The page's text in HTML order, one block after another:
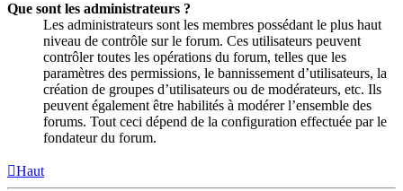
Que sont les administrateurs ?
Les administrateurs sont les membres possédant le plus haut
niveau de contrôle sur le forum. Ces utilisateurs peuvent
contrôler toutes les opérations du forum, telles que les
paramètres des permissions, le bannissement d’utilisateurs, la
création de groupes d’utilisateurs ou de modérateurs, etc. Ils
peuvent également être habilités à modérer l’ensemble des
forums. Tout ceci dépend de la configuration effectuée par le
fondateur du forum.
Haut